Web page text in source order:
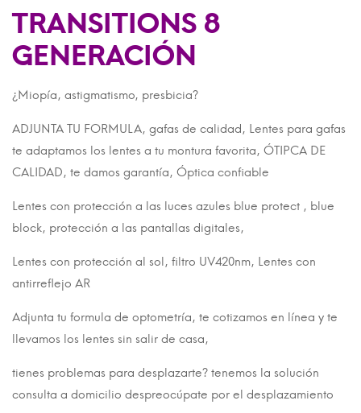
TRANSITIONS 8
GENERACIÓN
¿Miopía, astigmatismo, presbicia?
ADJUNTA TU FORMULA, gafas de calidad, Lentes para gafas
te adaptamos los lentes a tu montura favorita, ÓTIPCA DE
CALIDAD, te damos garantía, Óptica confiable
Lentes con protección a las luces azules blue protect , blue
block, protección a las pantallas digitales,
Lentes con protección al sol, filtro UV420nm, Lentes con
antirreflejo AR
Adjunta tu formula de optometría, te cotizamos en línea y te
llevamos los lentes sin salir de casa,
tienes problemas para desplazarte? tenemos la solución
consulta a domicilio despreocúpate por el desplazamiento